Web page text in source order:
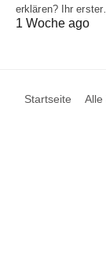
erklären? Ihr
1 Woche ago
Startseite Alle